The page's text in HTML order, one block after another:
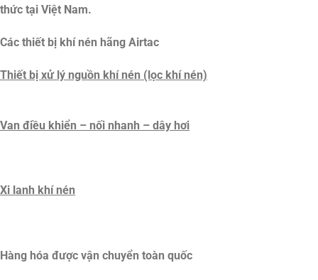
thức tại Việt Nam.
Các thiết bị khí nén hãng Airtac
Thiết bị xử lý nguồn khí nén (lọc khí nén)
Van điều khiển – nối nhanh – dây hơi
Xi lanh khí nén
Hàng hóa được vận chuyển toàn quốc